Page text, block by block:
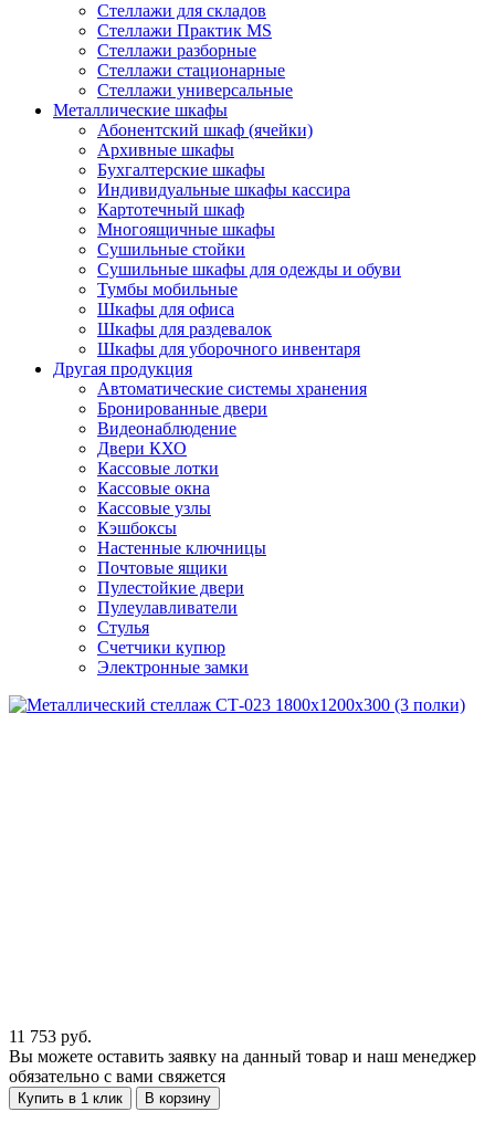
Стеллажи для складов
Стеллажи Практик MS
Стеллажи разборные
Стеллажи стационарные
Стеллажи универсальные
Металлические шкафы
Абонентский шкаф (ячейки)
Архивные шкафы
Бухгалтерские шкафы
Индивидуальные шкафы кассира
Картотечный шкаф
Многоящичные шкафы
Сушильные стойки
Сушильные шкафы для одежды и обуви
Тумбы мобильные
Шкафы для офиса
Шкафы для раздевалок
Шкафы для уборочного инвентаря
Другая продукция
Автоматические системы хранения
Бронированные двери
Видеонаблюдение
Двери КХО
Кассовые лотки
Кассовые окна
Кассовые узлы
Кэшбоксы
Настенные ключницы
Почтовые ящики
Пулестойкие двери
Пулеулавливатели
Стулья
Счетчики купюр
Электронные замки
11 753 руб.
Вы можете оставить заявку на данный товар и наш менеджер
обязательно с вами свяжется
Купить в 1 клик В корзину